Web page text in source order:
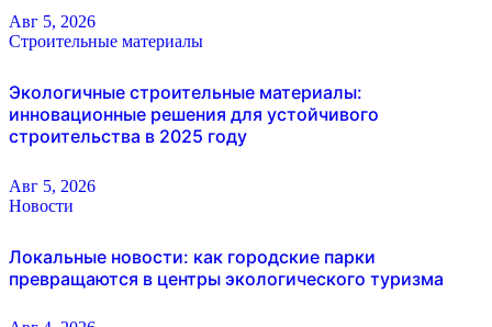
Авг 5, 2026
Строительные материалы
Экологичные строительные материалы:
инновационные решения для устойчивого
строительства в 2025 году
Авг 5, 2026
Новости
Локальные новости: как городские парки
превращаются в центры экологического туризма